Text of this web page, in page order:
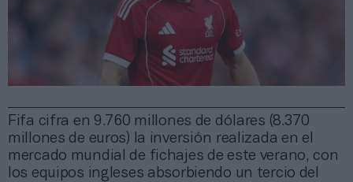
Fifa cifra en 9.760 millones de dólares (8.370
millones de euros) la inversión realizada en el
mercado mundial de fichajes de este verano, con
los equipos ingleses absorbiendo un tercio del